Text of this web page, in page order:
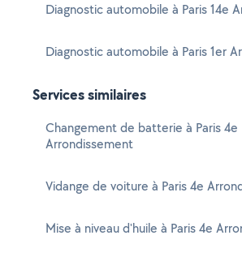
Diagnostic automobile à Paris 14e
Diagnostic automobile à Paris 1er
Services similaires
Changement de batterie à Paris 4e
Arrondissement
Vidange de voiture à Paris 4e
Mise à niveau d'huile à Paris 4e